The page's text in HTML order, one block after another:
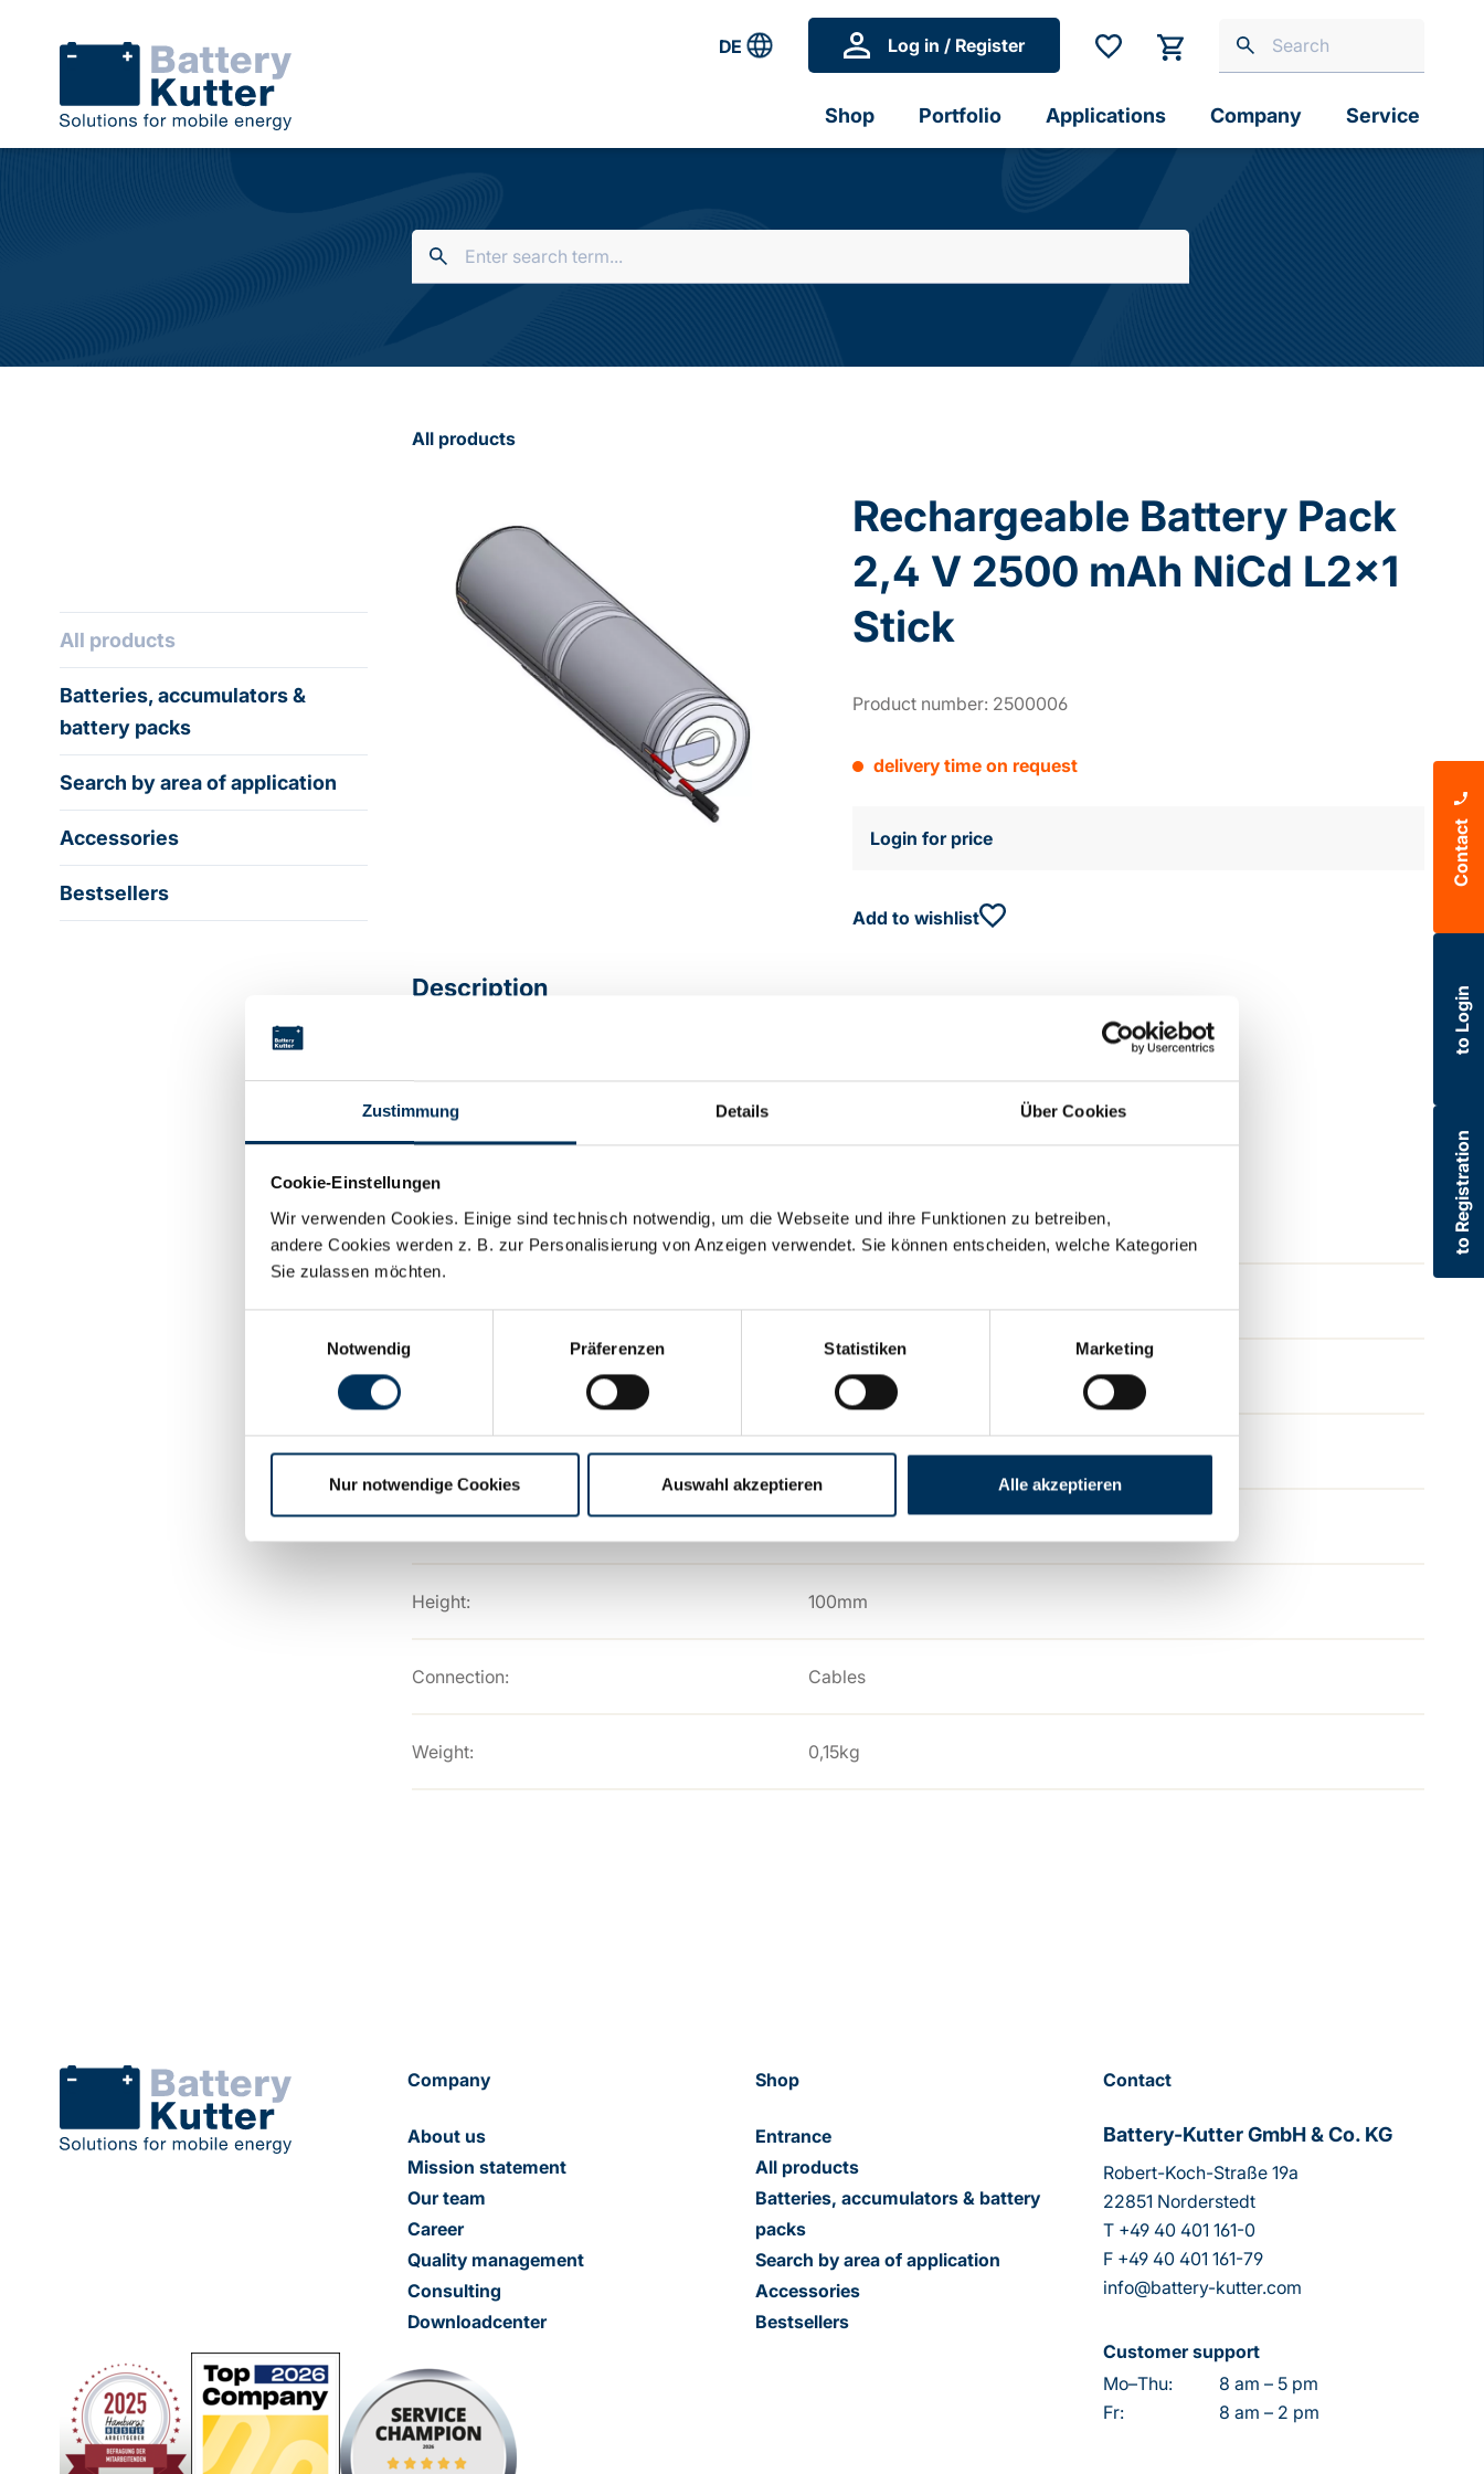
Zustimmung Details Über Cookies
Cookie-Einstellungen
Wir verwenden Cookies. Einige sind technisch notwendig, um die Webseite und ihre Funktionen zu betreiben,
andere Cookies werden z. B. zur Personalisierung von Anzeigen verwendet. Sie können entscheiden, welche Kategorien
Sie zulassen möchten.
Notwendig
Präferenzen Statistiken Marketing
Nur notwendige Cookies Auswahl akzeptieren Alle akzeptieren
DE Log in / Register
Shop Portfolio Applications Company Service
All products
Batteries, accumulators &
battery packs
Search by area of application
Accessories
Bestsellers
All products
Rechargeable Battery Pack
2,4 V 2500 mAh NiCd L2x1
Stick
Product number: 2500006
delivery time on request
Login for price
Add to wishlist
Description
Technical details
Voltage: 2,4V
Ni-Cd
Manufacturer: Battery-Kutter
Height: 100mm
Connection: Cables
Weight: 0,15kg
Contact
to Login
to Registration
Company
About us
Mission statement
Our team
Career
Quality management
Consulting
Downloadcenter
Shop
Entrance
All products
Batteries, accumulators & battery
packs
Search by area of application
Accessories
Bestsellers
Contact
Battery-Kutter GmbH & Co. KG
Robert-Koch-Straße 19a
22851 Norderstedt
T +49 40 401 161-0
F +49 40 401 161-79
info@battery-kutter.com
Customer support
Mo–Thu:
8 am – 5 pm
Fr:
8 am – 2 pm